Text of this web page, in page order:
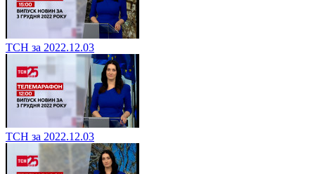
ТСН за 2022.12.03
ТСН за 2022.12.03